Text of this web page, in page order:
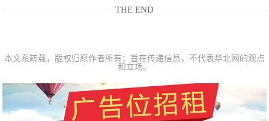
THE END
本文系转载，版权归原作者所有；旨在传递信息，不代表华北网的观点
和立场。